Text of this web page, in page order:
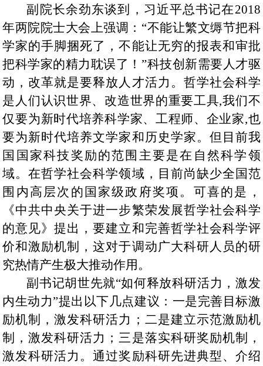
副院长余劲东谈到，习近平总书记在2018
年两院院士大会上强调：“不能让繁文缛节把科
学家的手脚捆死了，不能让无穷的报表和审批
把科学家的精力耽误了！”科技创新需要人才驱
动，改革就是要释放人才活力。哲学社会科学
是人们认识世界、改造世界的重要工具,我们不
仅要为新时代培养科学家、工程师、企业家,也
要为新时代培养文学家和历史学家。但目前我
国国家科技奖励的范围主要是在自然科学领
域。在哲学社会科学领域，目前尚缺少全国范
围内高层次的国家级政府奖项。可喜的是，
《中共中央关于进一步繁荣发展哲学社会科学
的意见》提出，要建立和完善哲学社会科学评
价和激励机制，这对于调动广大科研人员的研
究热情产生极大推动作用。
副书记胡世先就“如何释放科研活力，激发
内生动力”提出以下几点建议：一是完善目标激
励机制，激发科研活力；二是建立示范激励机
制，激发科研活力；三是落实科研奖励机制，
激发科研活力。通过奖励科研先进典型、介绍